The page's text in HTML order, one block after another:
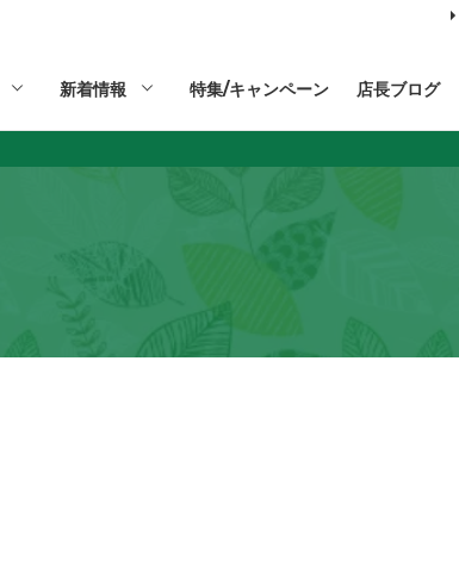
新着情報 特集/キャンペーン 店長ブログ